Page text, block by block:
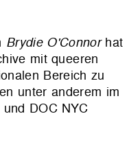
Brydie O'Connorhat
mit queeren
Bereich zu
unter anderem im
DOC NYC